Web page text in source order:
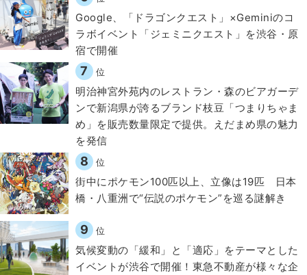
Google、「ドラゴンクエスト」×Geminiのコ
ラボイベント「ジェミニクエスト」を渋谷・原
宿で開催
7 位
明治神宮外苑内のレストラン・森のビアガーデ
ンで新潟県が誇るブランド枝豆「つまりちゃま
め」を販売数量限定で提供。えだまめ県の魅力
を発信
8 位
街中にポケモン100匹以上、立像は19匹 日本
橋・八重洲で“伝説のポケモン”を巡る謎解き
9 位
気候変動の「緩和」と「適応」をテーマとした
イベントが渋谷で開催！東急不動産が様々な企